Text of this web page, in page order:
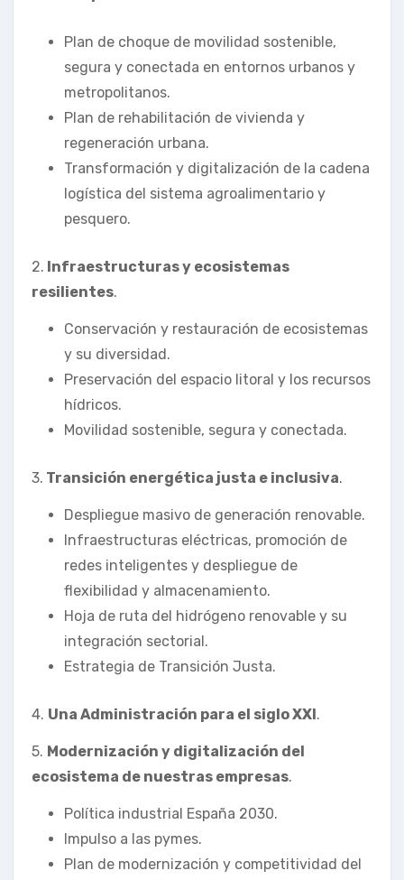
Plan de choque de movilidad sostenible,
segura y conectada en entornos urbanos y
metropolitanos.
Plan de rehabilitación de vivienda y
regeneración urbana.
Transformación y digitalización de la cadena
logística del sistema agroalimentario y
pesquero.
2. Infraestructuras y ecosistemas
resilientes.
Conservación y restauración de ecosistemas
y su diversidad.
Preservación del espacio litoral y los recursos
hídricos.
Movilidad sostenible, segura y conectada.
3. Transición energética justa e inclusiva.
Despliegue masivo de generación renovable.
Infraestructuras eléctricas, promoción de
redes inteligentes y despliegue de
flexibilidad y almacenamiento.
Hoja de ruta del hidrógeno renovable y su
integración sectorial.
Estrategia de Transición Justa.
4. Una Administración para el siglo XXI.
5. Modernización y digitalización del
ecosistema de nuestras empresas.
Política industrial España 2030.
Impulso a las pymes.
Plan de modernización y competitividad del